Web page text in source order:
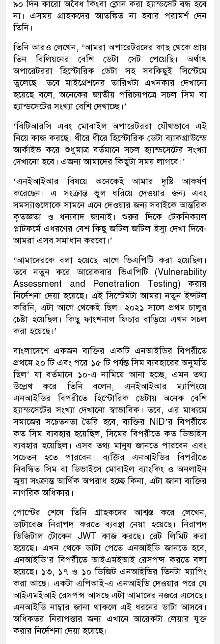
৯০ দিন কারো অবৈধ কিংবা ক্লোন করা হ্যান্ডসেট বন্ধ হবে
না। এসময় গ্রাহকদের আতঙ্কিত না হবার পরামর্শ দেন
তিনি।
তিনি আরও লেখেন, ‘আমরা অপারেটরদের কাছ থেকে প্রায়
তিন বিলিয়নের বেশি ডেটা সেট পেয়েছি। অর্থাৎ
অপারেটররা হিস্টোরিক ডেটা সহ সবকিছুই সিস্টেমে
তুলেছে। তবে মাইগ্রেশনের তারিখটা এখনকার দেখানো
হয়েছে বলে, অনেকের জাতীয় পরিচয়পত্রে সচল সিম বা
হ্যান্ডসেটের সংখ্যা বেশি দেখাচ্ছে।’
‘বিটিআরসি এবং মোবাইল অপারেটররা যৌথভাবে এই
নিয়ে কাজ করছে। ধীরে ধীরে হিস্টোরিক ডেটা ব্যাকগ্রাউন্ডে
আর্কাইভ করে শুধুমাত্র বর্তমানে সচল হ্যান্ডসেটের সংখ্যা
দেখানো হবে। এজন্য আমাদের কিছুটা সময় লাগবে।’
‘এনইআইআর বিষয়ে অনেকেই আমার দৃষ্টি আকর্ষণ
করেছেন। এ সংক্রান্ত ভুল ধরিয়ে দেওয়ার জন্য এবং
সমস্যাগুলোকে সামনে এনে দেওয়ার জন্য সবাইকে আন্তরিক
কৃতজ্ঞতা ও ধন্যবাদ জানাই। শুরুর দিকে টেকনিক্যাল
প্লাটফর্মে এধরণের বেশ কিছু জটিল জটিল ইস্যু দেখা দিবে-
আমরা এসব সমাধান করবো।’
‘আমাদেরকে বলা হয়েছে আগে ভিএপিটি করা হয়েছিল।
তবে নতুন করে আরেকবার ভিএপিটি (Vulnerability
Assessment and Penetration Testing) করার
নির্দেশনা দেয়া হয়েছে। এই সিস্টেমটা আমরা নতুন ইন্সটল
করিনি, এটা আগে থেকেই ছিল। ২০২১ সালে প্রথম চালুর
চেষ্টা হয়েছিল। কিছু ফাংশনাল ফিচার বাড়িয়ে এখন সচল
করা হয়েছে।’
বাংলাদেশে একজন ব্যক্তির একটি এনআইডির বিপরীতে
প্রথমে ২০ টি এবং পরে ১৫ টি পর্যন্ত সিম ব্যবহারের অনুমতি
ছিল’ যা বর্তমানে ১০-এ নামিয়ে আনা হচ্ছে, এমন তথ্য
উল্লেখ করে তিনি বলেন, এনইআইআর ম্যাপিংয়ে
এনআইডির বিপরীতে হিস্টোরিক ডেটায় অনেক বেশি
হ্যান্ডসেটের সংখ্যা দেখানো স্বাভাবিক। তবে, এর মাধ্যমে
সমাজের সচেতনতা তৈরি হবে, ব্যক্তির NID’র বিপরীতে
কত সিম ব্যবহার হয়েছিল, সিমের বিপরীতে কত ডিভাইস
ব্যবহার হয়েছিল। এসব তথ্য মানুষ জানতে পারবেন এবং
সচেতন হতে পারবেন। ব্যক্তির এনআইডির বিপরীতে
নিবন্ধিত সিম বা ডিভাইসে মোবাইল ব্যাংকিং ও অনলাইন
জুয়া সংক্রান্ত আর্থিক অপরাধ হচ্ছে কিনা, এটা জানা ব্যক্তির
নাগরিক অধিকার।
পোস্টের শেষে তিনি গ্রাহকদের আশ্বস্ত করে লেখেন,
ডাটাবেজ নিরাপদ করতে ব্যবস্থা নেয়া হয়েছে। নিরাপদ
ডিজিটাল টোকেন JWT কাজ করছে। রেট লিমিট করা
হয়েছে। এখন থেকে ডাটা পেতে এনআইডি জানতে হবে,
এনআইডি’র বিপরীতে আইএমইআই রেসপন্স করতে বলা
হয়েছে। ১৩, ১৭ ও ১০ ডিজিট এনআইডির তিনটা ম্যাপিং
করা আছে। একটা এপিআই-এ এনআইডি দেওয়ার পরে যে
আইএমইআই রেসপন্স আসছে এটা আমাদের নজরে এসেছে।
এনআইডি নাম্বার জানা থাকলে এই ধরনের ডাটা আসবে।
অধিকতর নিরাপত্তার জন্য এখানে আরেকটা লেয়ার যুক্ত
করার নির্দেশনা দেয়া হয়েছে।